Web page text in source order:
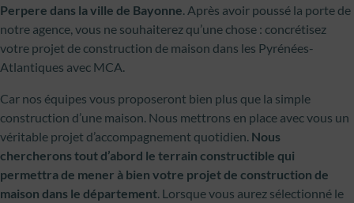
Perpere dans la ville de Bayonne. Après avoir poussé la porte de
notre agence, vous ne souhaiterez qu’une chose : concrétisez
votre projet de construction de maison dans les Pyrénées-
Atlantiques avec MCA.
Car nos équipes vous proposeront bien plus que la simple
construction d’une maison. Nous mettrons en place avec vous un
véritable projet d’accompagnement quotidien. Nous
chercherons tout d’abord le terrain constructible qui
permettra de mener à bien votre projet de construction de
maison dans le département. Lorsque vous aurez sélectionné le